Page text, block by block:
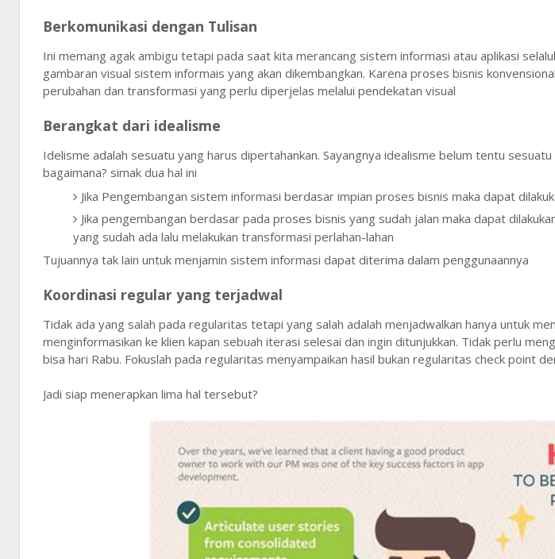
Berkomunikasi dengan Tulisan
Ini memang agak ambigu tetapi pada saat kita merancang sistem informasi atau aplikasi
gambaran visual sistem informais yang akan dikembangkan. Karena proses bisnis
perubahan dan transformasi yang perlu diperjelas melalui pendekatan visual
Berangkat dari idealisme
Idelisme adalah sesuatu yang harus dipertahankan. Sayangnya idealisme belum tentu
bagaimana? simak dua hal ini
Jika Pengembangan sistem informasi berdasar impian proses bisnis maka dapat
Jika pengembangan berdasar pada proses bisnis yang sudah jalan maka dapat
yang sudah ada lalu melakukan transformasi perlahan-lahan
Tujuannya tak lain untuk menjamin sistem informasi dapat diterima dalam penggunaannya
Koordinasi regular yang terjadwal
Tidak ada yang salah pada regularitas tetapi yang salah adalah menjadwalkan hanya untuk
menginformasikan ke klien kapan sebuah iterasi selesai dan ingin ditunjukkan. Tidak perlu
bisa hari Rabu. Fokuslah pada regularitas menyampaikan hasil bukan regularitas check point
Jadi siap menerapkan lima hal tersebut?